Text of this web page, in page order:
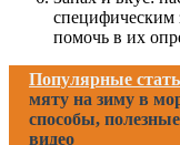
специфическим
помочь в их
Популярные
мяту на зиму в
способы,
видео